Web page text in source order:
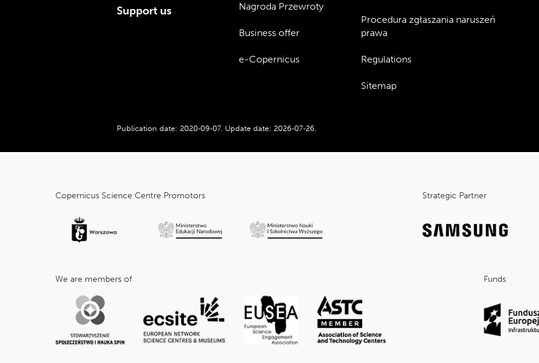
Support us Nagroda Przewroty
Business offer
e-Copernicus
Procedura zgłaszania naruszeń
prawa
Regulations
Sitemap
Publication date: 2020‑09‑07.Update date: 2026‑07‑26.
Copernicus Science Centre Promotors Strategic Partner
We are members of Funds